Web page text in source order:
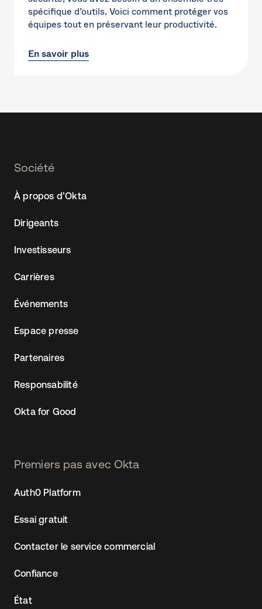
spécifique d’outils. Voici comment protéger vos
équipes tout en préservant leur productivité.
En savoir plus
Footer
(FR)
Société
À propos d’Okta
Dirigeants
Investisseurs
Carrières
Événements
Espace presse
Partenaires
Responsabilité
Okta for Good
Premiers pas avec Okta
Auth0 Platform
Essai gratuit
Contacter le service commercial
Confiance
État